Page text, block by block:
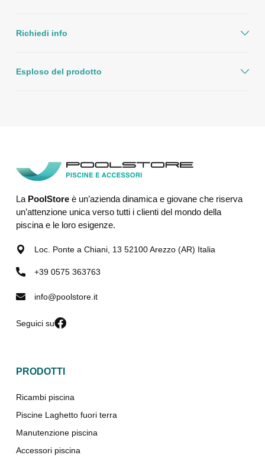
Richiedi info
Esploso del prodotto
La PoolStoreè un’azienda dinamica e giovane che riserva
un’attenzione unica verso tutti i clienti del mondo della
piscina e le loro esigenze.
Loc. Ponte a Chiani, 13 52100 Arezzo (AR) Italia
+39 0575 363763
info@poolstore.it
Seguici su
PRODOTTI
Ricambi piscina
Piscine Laghetto fuori terra
Manutenzione piscina
Accessori piscina